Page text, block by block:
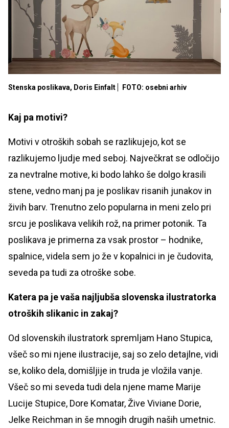
Stenska poslikava, Doris Einfalt FOTO: osebni arhiv
Kaj pa motivi?
Motivi v otroških sobah se razlikujejo, kot se
razlikujemo ljudje med seboj. Največkrat se odločijo
za nevtralne motive, ki bodo lahko še dolgo krasili
stene, vedno manj pa je poslikav risanih junakov in
živih barv. Trenutno zelo popularna in meni zelo pri
srcu je poslikava velikih rož, na primer potonik. Ta
poslikava je primerna za vsak prostor – hodnike,
spalnice, videla sem jo že v kopalnici in je čudovita,
seveda pa tudi za otroške sobe.
Katera pa je vaša najljubša slovenska ilustratorka
otroških slikanic in zakaj?
Od slovenskih ilustratork spremljam Hano Stupica,
všeč so mi njene ilustracije, saj so zelo detajlne, vidi
se, koliko dela, domišljije in truda je vložila vanje.
Všeč so mi seveda tudi dela njene mame Marije
Lucije Stupice, Dore Komatar, Žive Viviane Dorie,
Jelke Reichman in še mnogih drugih naših umetnic.